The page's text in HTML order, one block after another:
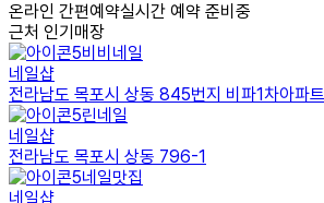
온라인 간편예약실시간 예약 준비중
근처 인기매장
비비네일
네일샵
전라남도 목포시 상동 845번지 비파1차아파트
린네일
네일샵
전라남도 목포시 상동 796-1
네일맛집
네일샵